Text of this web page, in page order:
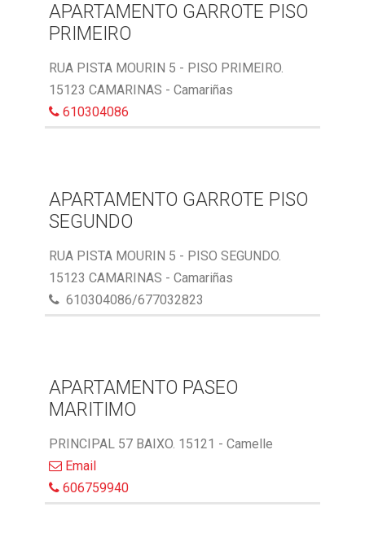
APARTAMENTO GARROTE PISO
PRIMEIRO
RUA PISTA MOURIN 5 - PISO PRIMEIRO.
15123 CAMARINAS - Camariñas
610304086
APARTAMENTO GARROTE PISO
SEGUNDO
RUA PISTA MOURIN 5 - PISO SEGUNDO.
15123 CAMARINAS - Camariñas
610304086/677032823
APARTAMENTO PASEO
MARITIMO
PRINCIPAL 57 BAIXO. 15121 - Camelle
Email
606759940